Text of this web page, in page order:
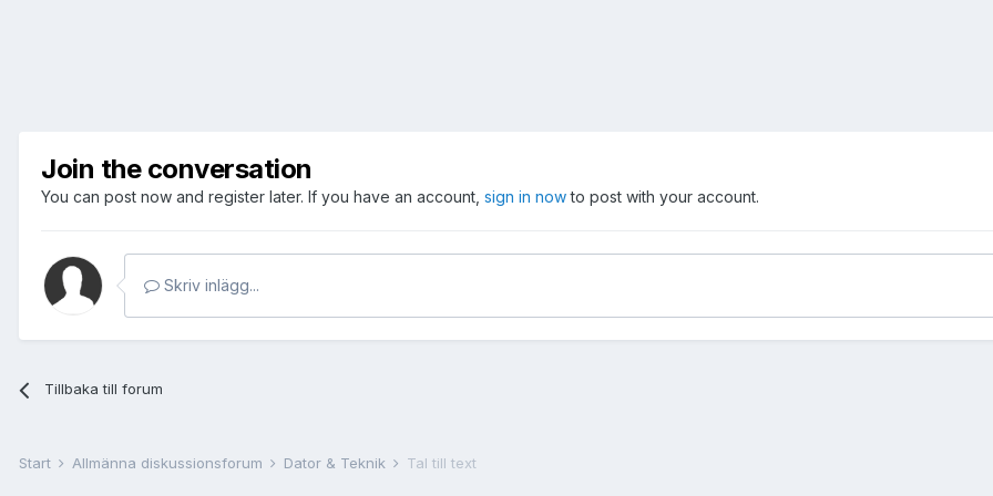
Join the conversation
You can post now and register later. If you have an account, sign in nowto post with your account.
Skriv inlägg...
Tillbaka till forum
Start Allmänna diskussionsforum Dator & Teknik Tal till text